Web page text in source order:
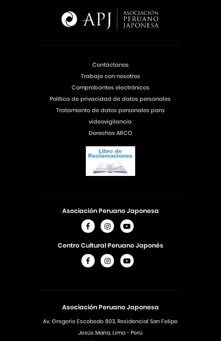
Asociación Peruano Japonesa
Av. Gregorio Escobedo 803, Residencial San Felipe
Jesús Maria, Lima - Perú
Asociación Peruano Japonesa
Centro Cultural Peruano Japonés
Contáctanos
Trabaja con nosotros
Comprobantes electrónicos
Política de privacidad de datos personales
Tratamiento de datos personales para
videovigilancia
Derechos ARCO